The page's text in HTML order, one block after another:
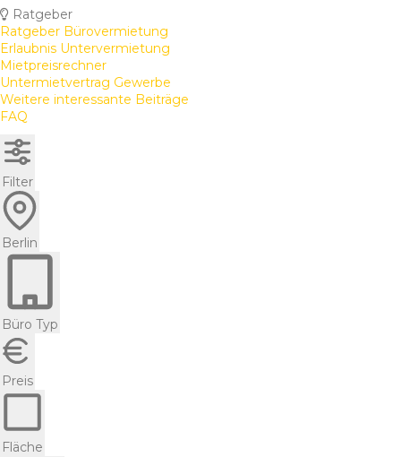
Ratgeber
Ratgeber Bürovermietung
Erlaubnis Untervermietung
Mietpreisrechner
Untermietvertrag Gewerbe
Weitere interessante Beiträge
FAQ
Filter
Berlin
Büro Typ
Preis
Fläche